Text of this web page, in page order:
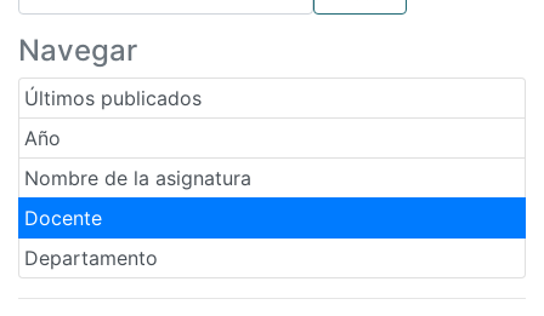
Navegar
Últimos publicados
Año
Nombre de la asignatura
Docente
Departamento